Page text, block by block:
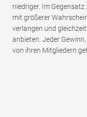
niedriger. Im
mit größerer
verlangen und
anbieten. Jeder
von ihren Mitgliedern